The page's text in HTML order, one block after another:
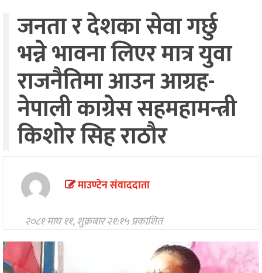
अर्थतन्त्र
स्वास्थ्य
अन्तर्राष्ट्रिय
मनोरन्जन
अन्तरवार्ता/
विचार
थप
जनता र देशका सेवा गर्छु
भन्ने भावना लिएर मात्र युवा
राजनैतिमा आउन आग्रह-
नेपाली काग्रेस सहमहामन्त्री
किशाेर सिह राठाैर
माउण्टेन संवाददाता
२०८१ माघ ११, शुक्रबार २१:१५ प्रकाशित